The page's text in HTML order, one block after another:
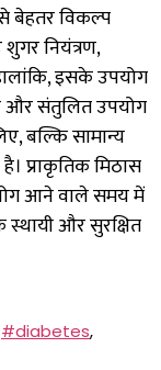
बेहतर विकल्प
नियंत्रण,
,इसके उपयोग
और संतुलित उपयोग
,बल्कि सामान्य
प्राकृतिक मिठास
आने वाले समय में
और सुरक्षित
#diabetes,